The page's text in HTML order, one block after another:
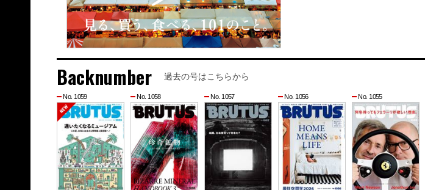
Backnumber 過去の号はこちらから
No. 1059 No. 1058 No. 1057 No. 1056 No. 1055